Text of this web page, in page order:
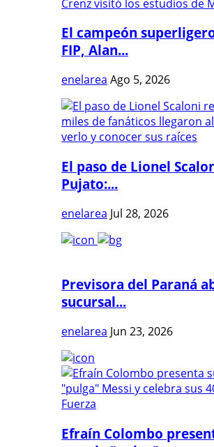
El campeón
FIP, Alan...
enelarea Ago 5, 2026
El paso de Lionel
Pujato:...
enelarea Jul 28, 2026
Previsora del Paraná
sucursal...
enelarea Jun 23, 2026
Efraín Colombo